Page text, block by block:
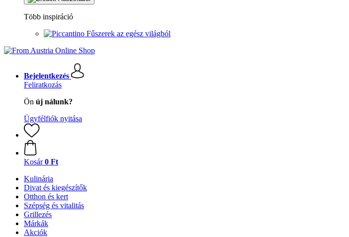
Több inspiráció
Fűszerek az egész világból
Bejelentkezés
Feliratkozás
Ön új nálunk?
Ügyfélfiók nyitása
Kosár 0 Ft
Kulinária
Divat és kiegészítők
Otthon és kert
Szépség és vitalitás
Grillezés
Márkák
Akciók